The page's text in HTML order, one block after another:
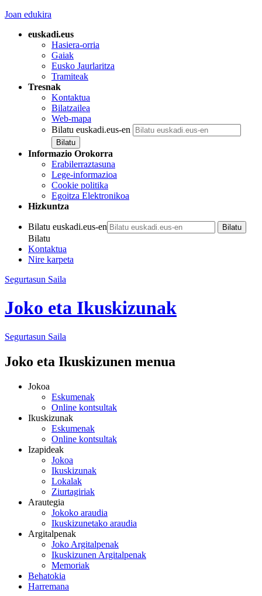
Joan edukira
euskadi.eus
Hasiera-orria
Gaiak
Eusko Jaurlaritza
Tramiteak
Tresnak
Kontaktua
Bilatzailea
Web-mapa
Bilatu euskadi.eus-en
Informazio Orokorra
Erabilerraztasuna
Lege-informazioa
Cookie politika
Egoitza Elektronikoa
Hizkuntza
Bilatu euskadi.eus-en
Bilatu
Kontaktua
Nire karpeta
Segurtasun Saila
Joko eta Ikuskizunak
Segurtasun Saila
Joko eta Ikuskizunen menua
Jokoa
Eskumenak
Online kontsultak
Ikuskizunak
Eskumenak
Online kontsultak
Izapideak
Jokoa
Ikuskizunak
Lokalak
Ziurtagiriak
Arautegia
Jokoko araudia
Ikuskizunetako araudia
Argitalpenak
Joko Argitalpenak
Ikuskizunen Argitalpenak
Memoriak
Behatokia
Harremana